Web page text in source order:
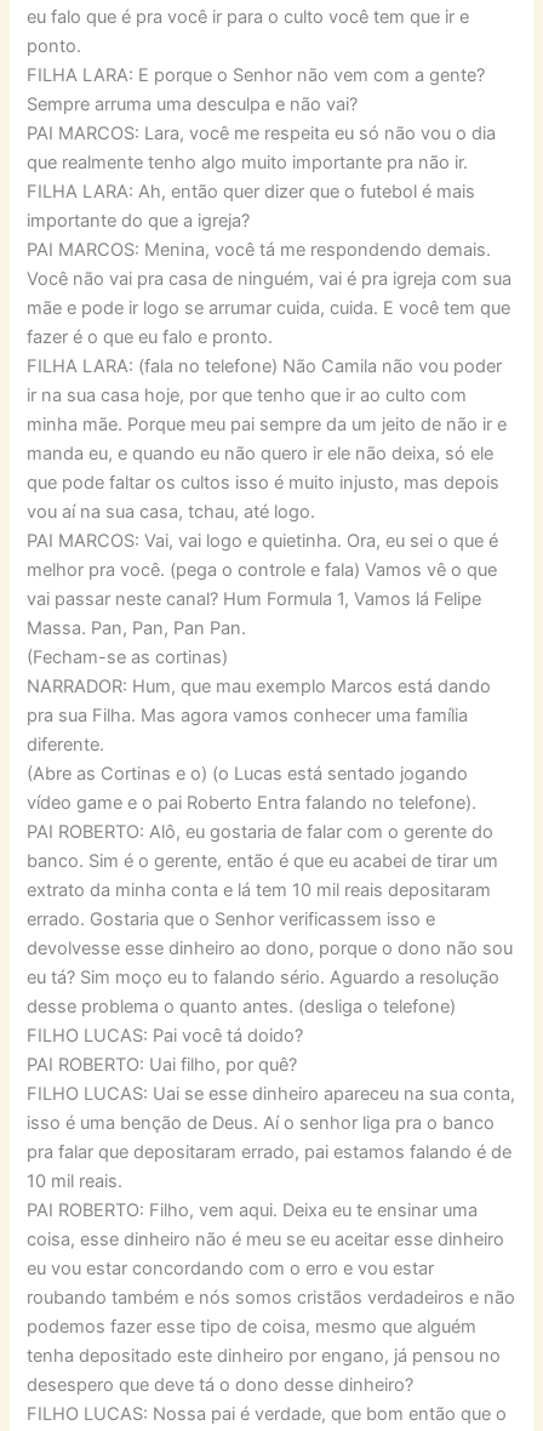
eu falo que é pra você ir para o culto você tem que ir e
ponto.
FILHA LARA: E porque o Senhor não vem com a gente?
Sempre arruma uma desculpa e não vai?
PAI MARCOS: Lara, você me respeita eu só não vou o dia
que realmente tenho algo muito importante pra não ir.
FILHA LARA: Ah, então quer dizer que o futebol é mais
importante do que a igreja?
PAI MARCOS: Menina, você tá me respondendo demais.
Você não vai pra casa de ninguém, vai é pra igreja com sua
mãe e pode ir logo se arrumar cuida, cuida. E você tem que
fazer é o que eu falo e pronto.
FILHA LARA: (fala no telefone) Não Camila não vou poder
ir na sua casa hoje, por que tenho que ir ao culto com
minha mãe. Porque meu pai sempre da um jeito de não ir e
manda eu, e quando eu não quero ir ele não deixa, só ele
que pode faltar os cultos isso é muito injusto, mas depois
vou aí na sua casa, tchau, até logo.
PAI MARCOS: Vai, vai logo e quietinha. Ora, eu sei o que é
melhor pra você. (pega o controle e fala) Vamos vê o que
vai passar neste canal? Hum Formula 1, Vamos lá Felipe
Massa. Pan, Pan, Pan Pan.
(Fecham-se as cortinas)
NARRADOR: Hum, que mau exemplo Marcos está dando
pra sua Filha. Mas agora vamos conhecer uma família
diferente.
(Abre as Cortinas e o) (o Lucas está sentado jogando
vídeo game e o pai Roberto Entra falando no telefone).
PAI ROBERTO: Alô, eu gostaria de falar com o gerente do
banco. Sim é o gerente, então é que eu acabei de tirar um
extrato da minha conta e lá tem 10 mil reais depositaram
errado. Gostaria que o Senhor verificassem isso e
devolvesse esse dinheiro ao dono, porque o dono não sou
eu tá? Sim moço eu to falando sério. Aguardo a resolução
desse problema o quanto antes. (desliga o telefone)
FILHO LUCAS: Pai você tá doido?
PAI ROBERTO: Uai filho, por quê?
FILHO LUCAS: Uai se esse dinheiro apareceu na sua conta,
isso é uma benção de Deus. Aí o senhor liga pra o banco
pra falar que depositaram errado, pai estamos falando é de
10 mil reais.
PAI ROBERTO: Filho, vem aqui. Deixa eu te ensinar uma
coisa, esse dinheiro não é meu se eu aceitar esse dinheiro
eu vou estar concordando com o erro e vou estar
roubando também e nós somos cristãos verdadeiros e não
podemos fazer esse tipo de coisa, mesmo que alguém
tenha depositado este dinheiro por engano, já pensou no
desespero que deve tá o dono desse dinheiro?
FILHO LUCAS: Nossa pai é verdade, que bom então que o